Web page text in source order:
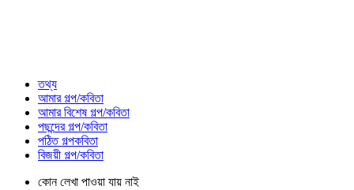
তথ্য
আমার গল্প/কবিতা
আমার বিশেষ গল্প/কবিতা
পছন্দের গল্প/কবিতা
পঠিত গল্পকবিতা
বিজয়ী গল্প/কবিতা
কোন লেখা পাওয়া যায় নাই